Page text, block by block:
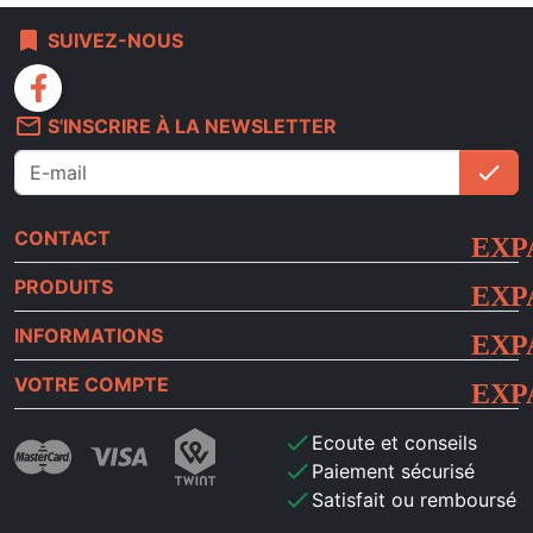
bookmark SUIVEZ-NOUS
facebook
mail_outline S'INSCRIRE À LA NEWSLETTER
check
CONTACT
PRODUITS
INFORMATIONS
VOTRE COMPTE
check Ecoute et conseils
check Paiement sécurisé
check Satisfait ou remboursé